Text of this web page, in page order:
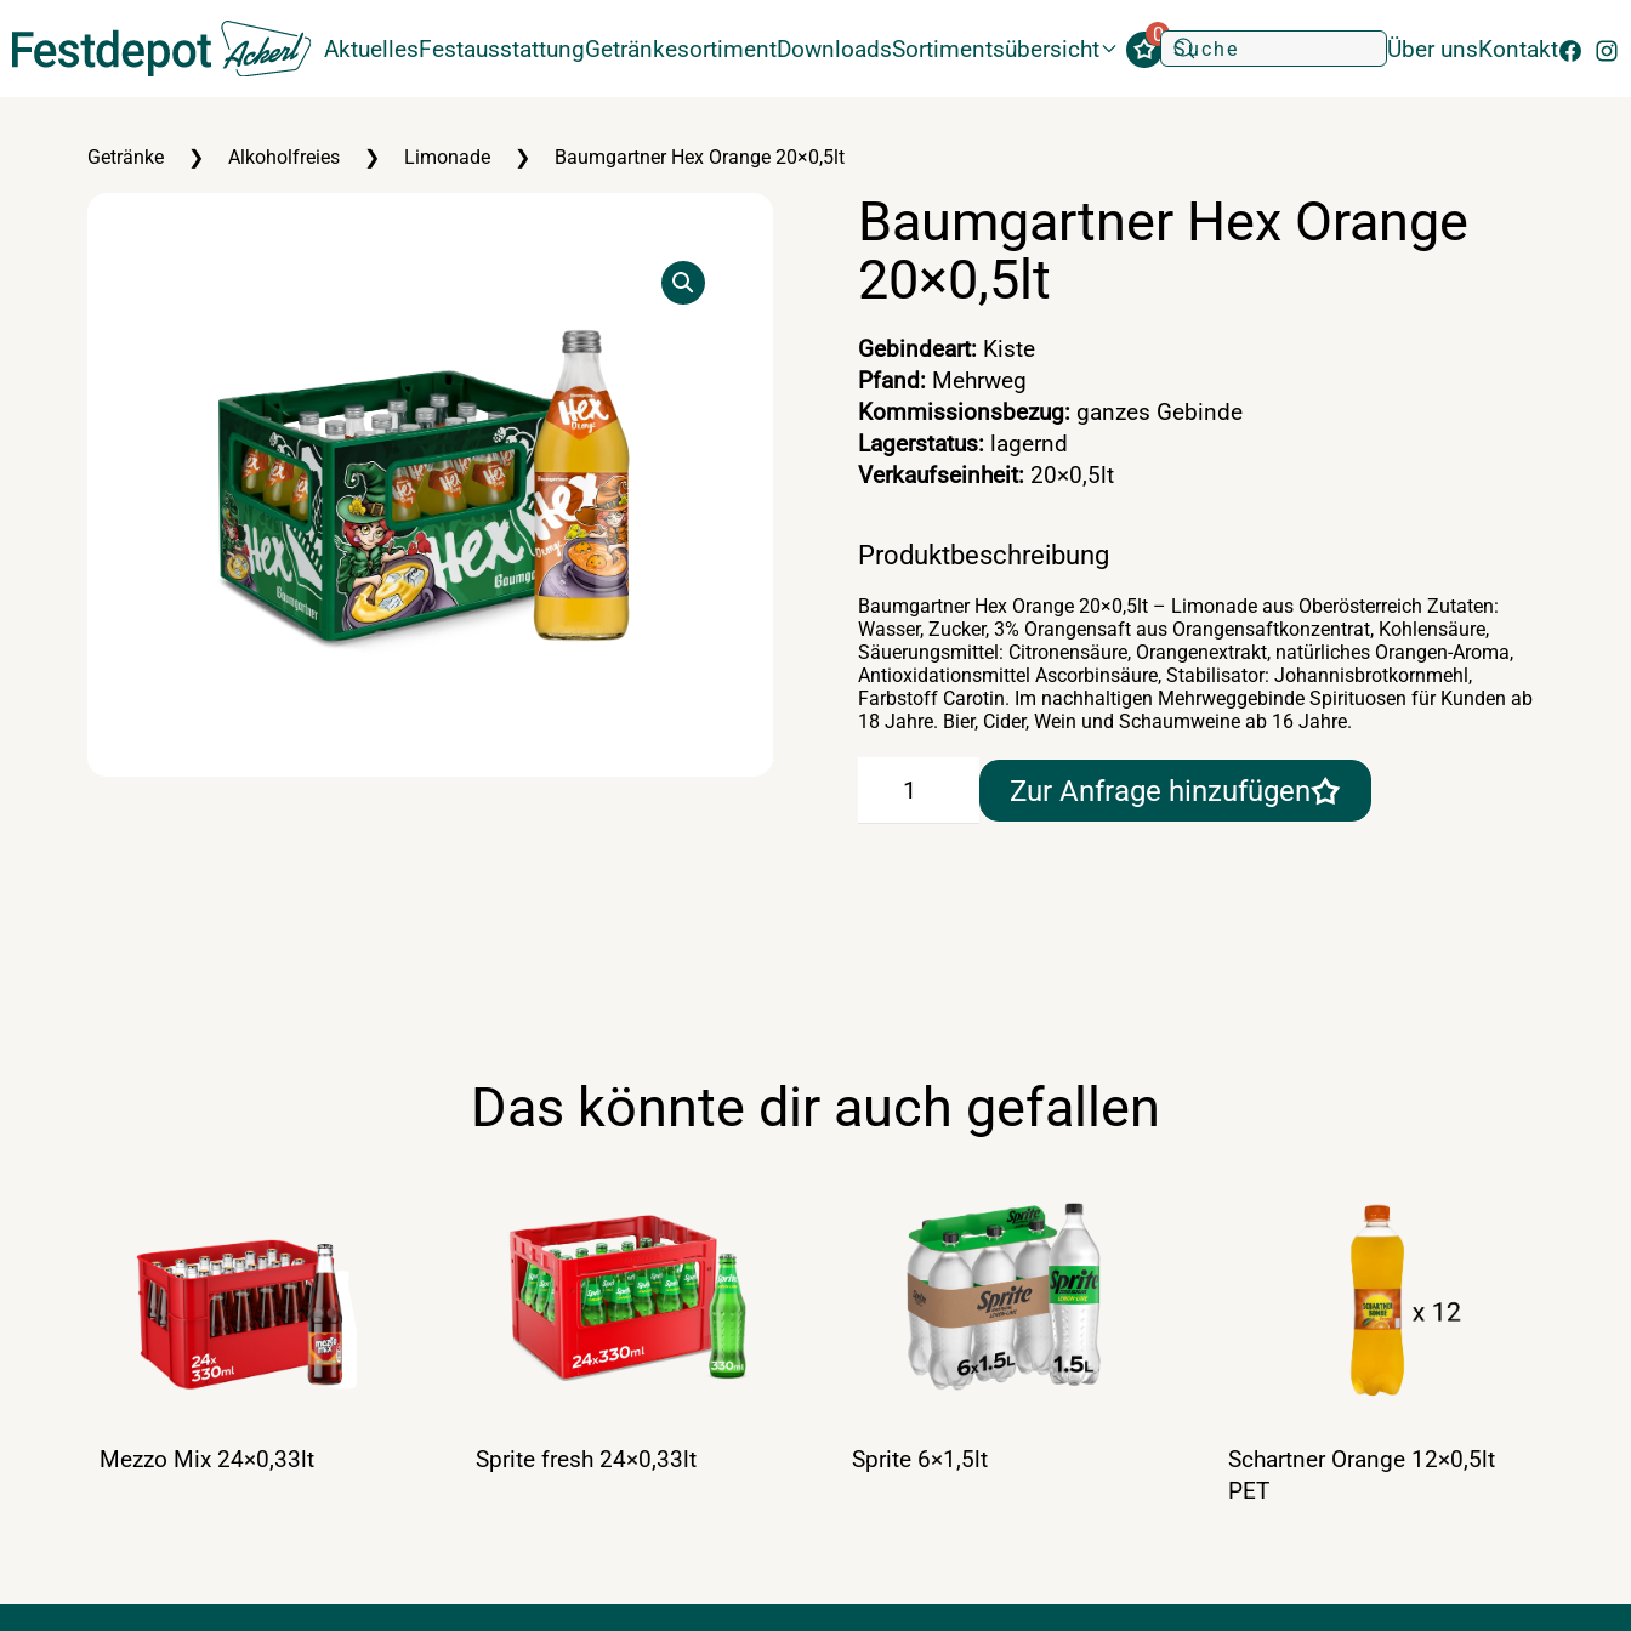
Zum Hauptinhalt springen AktuellesFestausstattungGetränkesortimentDownloadsSortimentsübersicht
0
Über unsKontakt
Getränke Alkoholfreies Limonade Baumgartner Hex Orange 20×0,5lt
Baumgartner Hex Orange
20×0,5lt
Gebindeart: Kiste
Pfand: Mehrweg
Kommissionsbezug: ganzes Gebinde
Lagerstatus: lagernd
Verkaufseinheit: 20×0,5lt
Produktbeschreibung
Baumgartner Hex Orange 20×0,5lt – Limonade aus Oberösterreich Zutaten:
Wasser, Zucker, 3% Orangensaft aus Orangensaftkonzentrat, Kohlensäure,
Säuerungsmittel: Citronensäure, Orangenextrakt, natürliches Orangen-Aroma,
Antioxidationsmittel Ascorbinsäure, Stabilisator: Johannisbrotkornmehl,
Farbstoff Carotin. Im nachhaltigen Mehrweggebinde Spirituosen für Kunden ab
18 Jahre. Bier, Cider, Wein und Schaumweine ab 16 Jahre.
Zur Anfrage hinzufügen
Das könnte dir auch gefallen
Mezzo Mix 24×0,33lt Sprite fresh 24×0,33lt Sprite 6×1,5lt
Schartner Orange 12×0,5lt
PET